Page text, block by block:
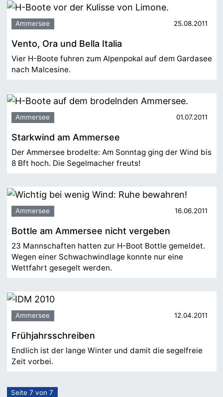
Ammersee 25.08.2011
Vento, Ora und Bella Italia
Vier H-Boote fuhren zum Alpenpokal auf dem Gardasee
nach Malcesine.
Ammersee 01.07.2011
Starkwind am Ammersee
Der Ammersee brodelte: Am Sonntag ging der Wind bis
8 Bft hoch. Die Segelmacher freuts!
Ammersee 16.06.2011
Bottle am Ammersee nicht vergeben
23 Mannschaften hatten zur H-Boot Bottle gemeldet.
Wegen einer Schwachwindlage konnte nur eine
Wettfahrt gesegelt werden.
Ammersee 12.04.2011
Frühjahrsschreiben
Endlich ist der lange Winter und damit die segelfreie
Zeit vorbei.
Seite 7 von 7